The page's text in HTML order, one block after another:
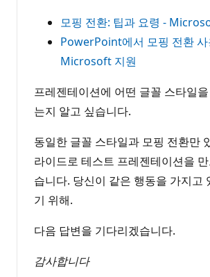
모핑 전환: 팁과 요령 -
PowerPoint에서 모핑 전환 사
Microsoft 지원
프레젠테이션에 어떤 글꼴 스타일
는지 알고 싶습니다.
동일한 글꼴 스타일과 모핑 전환만
라이드로 테스트 프레젠테이션을
습니다. 당신이 같은 행동을 가지고
기 위해.
다음 답변을 기다리겠습니다.
감사합니다